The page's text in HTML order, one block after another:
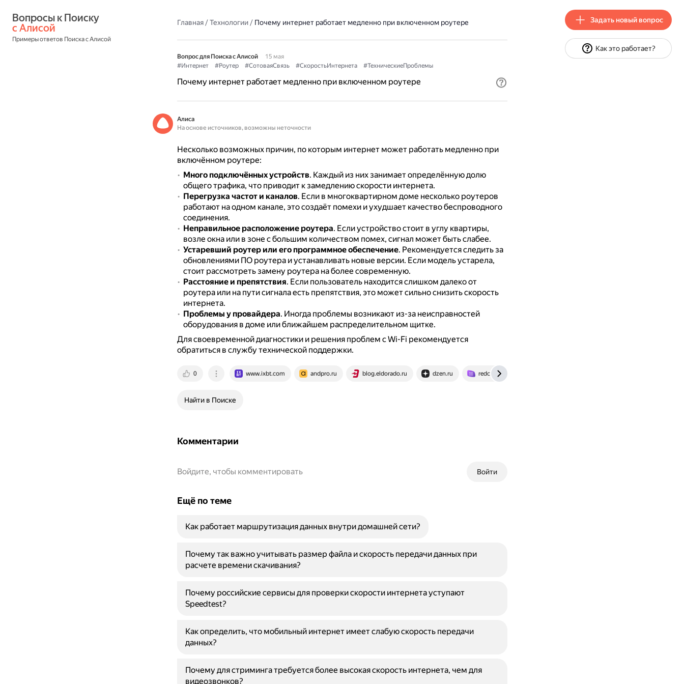
с Алисой
Примеры ответов Поиска с Алисой
Главная/Технологии/ Почему интернет работает медленно при включенном роутере
Вопрос для Поиска с Алисой
15 мая
#Интернет
#Роутер #СотоваяСвязь #СкоростьИнтернета #ТехническиеПроблемы
Почему интернет работает медленно при включенном роутере
Алиса
На основе источников, возможны неточности
Несколько возможных причин, по которым интернет может работать медленно при
включённом роутере:
Много подключённых устройств. Каждый из них занимает определённую долю
общего трафика, что приводит к замедлению скорости интернета.
Перегрузка частот и каналов. Если в многоквартирном доме несколько роутеров
работают на одном канале, это создаёт помехи и ухудшает качество беспроводного
соединения.
Неправильное расположение роутера. Если устройство стоит в углу квартиры,
возле окна или в зоне с большим количеством помех, сигнал может быть слабее.
Устаревший роутер или его программное обеспечение. Рекомендуется следить за
обновлениями ПО роутера и устанавливать новые версии. Если модель устарела,
стоит рассмотреть замену роутера на более современную.
Расстояние и препятствия. Если пользователь находится слишком далеко от
роутера или на пути сигнала есть препятствия, это может сильно снизить скорость
интернета.
Проблемы у провайдера. Иногда проблемы возникают из-за неисправностей
оборудования в доме или ближайшем распределительном щитке.
Для своевременной диагностики и решения проблем с Wi-Fi рекомендуется
обратиться в службу технической поддержки.
0 www.ixbt.com andpro.ru blog.eldorado.ru dzen.ru redcom.ru
Найти в Поиске
Комментарии
Войти
Войдите, чтобы комментировать
Ещё по теме
Как работает маршрутизация данных внутри домашней сети?
Почему так важно учитывать размер файла и скорость передачи данных при
расчете времени скачивания?
Почему российские сервисы для проверки скорости интернета уступают
Speedtest?
Как определить, что мобильный интернет имеет слабую скорость передачи
данных?
Почему для стриминга требуется более высокая скорость интернета, чем для
видеозвонков?
Задать новый вопрос
Как это работает?